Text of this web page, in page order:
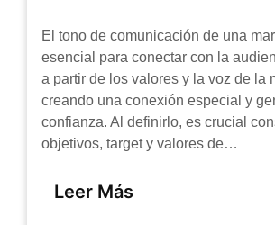
El tono de comunicación de una
esencial para conectar con la
a partir de los valores y la voz de la
creando una conexión especial y
confianza. Al definirlo, es crucial
objetivos, target y valores de…
Leer Más